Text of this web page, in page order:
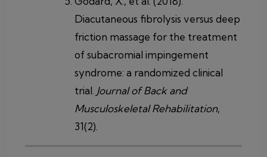
Diacutaneous fibrolysis versus deep
friction massage for the treatment
of subacromial impingement
syndrome: a randomized clinical
trial. Journal of Back and
Musculoskeletal Rehabilitation,
31(2).